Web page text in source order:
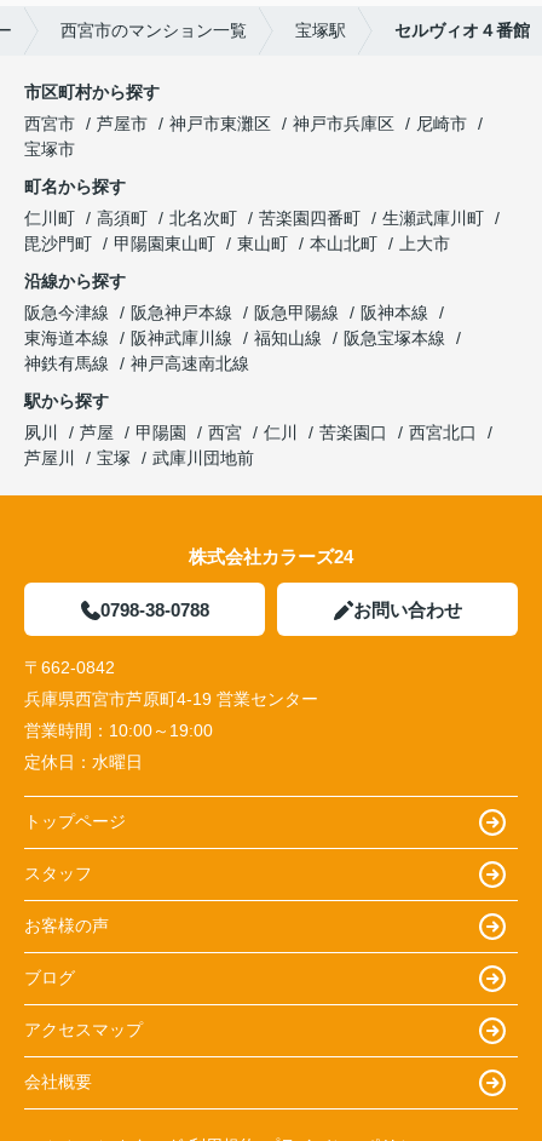
西宮市のマンション一覧 宝塚駅 セルヴィオ４番館
市区町村から探す
西宮市
芦屋市 神戸市東灘区 神戸市兵庫区
尼崎市
宝塚市
町名から探す
仁川町
高須町 北名次町 苦楽園四番町
生瀬武庫川町
毘沙門町
甲陽園東山町 東山町 本山北町
上大市
沿線から探す
阪急今津線
阪急神戸本線 阪急甲陽線
阪神本線
東海道本線
阪神武庫川線 福知山線
阪急宝塚本線
神鉄有馬線
神戸高速南北線
駅から探す
夙川
芦屋 甲陽園 西宮 仁川 苦楽園口
西宮北口
芦屋川
宝塚 武庫川団地前
株式会社カラーズ24
0798-38-0788 お問い合わせ
〒662-0842
兵庫県西宮市芦原町4-19 営業センター
営業時間： 10:00～19:00
定休日： 水曜日
トップページ
スタッフ
お客様の声
ブログ
アクセスマップ
会社概要